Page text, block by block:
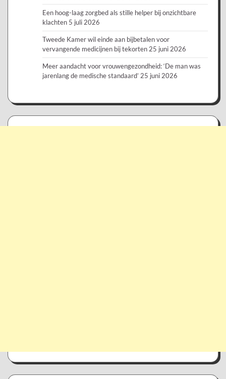
Een hoog-laag zorgbed als stille helper bij onzichtbare
klachten 5 juli 2026
Tweede Kamer wil einde aan bijbetalen voor
vervangende medicijnen bij tekorten 25 juni 2026
Meer aandacht voor vrouwengezondheid: ‘De man was
jarenlang de medische standaard’ 25 juni 2026